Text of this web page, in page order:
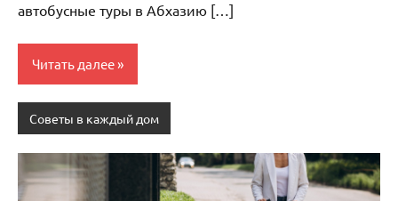
автобусные туры в Абхазию […]
Читать далее
Советы в каждый дом